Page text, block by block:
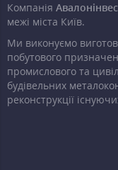
Компанія
межі міста Київ.
Ми виконуємо
побутового
промислового та
будівельних
реконструкції